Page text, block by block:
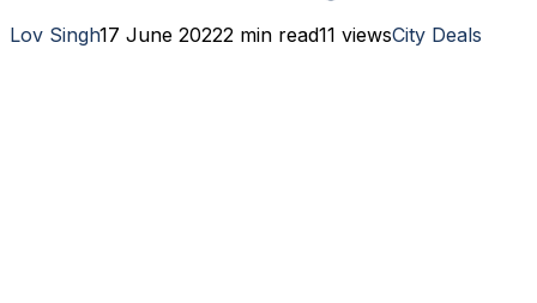
Lov Singh17 June 20222 min read11 viewsCity Deals